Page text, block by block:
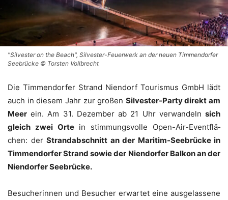
"Silvester on the Beach", Silvester-Feuerwerk an der neuen Timmendorfer
Seebrücke © Torsten Vollbrecht
Die Tim­men­dor­fer Strand Nien­dorf Tou­ris­mus GmbH lädt
auch in die­sem Jahr zur gro­ßen Sil­ves­ter-Par­ty direkt am
Meer ein. Am 31. Dezem­ber ab 21 Uhr ver­wan­deln sich
gleich zwei Orte in stim­mungs­vol­le Open-Air-Event­flä­
chen: der Strand­ab­schnitt an der Mari­tim-See­brü­cke in
Tim­men­dor­fer Strand sowie der Nien­dor­fer Bal­kon an der
Nien­dor­fer Seebrücke.
Besu­che­rin­nen und Besu­cher erwar­tet eine aus­ge­las­se­ne